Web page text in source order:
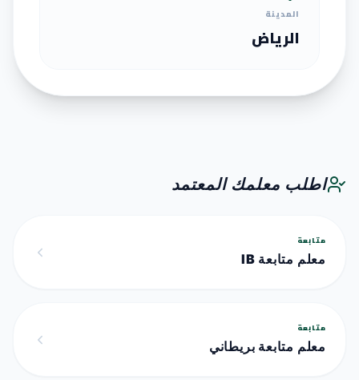
المدينة
الرياض
اطلب معلمك المعتمد
متابعة
معلم متابعة IB
متابعة
معلم متابعة بريطاني